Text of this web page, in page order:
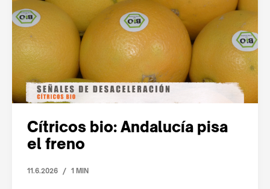
Cítricos bio: Andalucía pisa
el freno
11.6.2026 / 1 MIN